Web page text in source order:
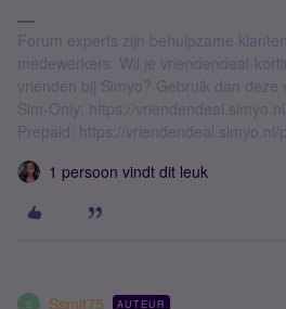
Forum experts zijn behulpzame
medewerkers. Wil je vriendendeal-
vrienden bij Simyo? Gebruik dan deze
Sim-Only: https://
Prepaid: https://vriendendeal.simyo.nl/
1 persoon vindt dit leuk
S Ssmit75 AUTEUR